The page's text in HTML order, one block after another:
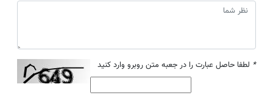
* لطفا حاصل عبارت را در جعبه متن روبرو وارد کنید